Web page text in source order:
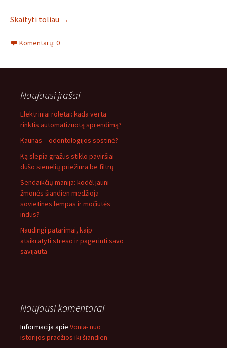
Skaityti toliau →
Komentarų: 0
Naujausi įrašai
Elektriniai roletai: kada verta
rinktis automatizuotą sprendimą?
Kaunas – odontologijos sostinė?
Ką slepia gražūs stiklo paviršiai –
dušo sienelių priežiūra be filtrų
Sendaikčių manija: kodėl jauni
žmonės šiandien medžioja
sovietines lempas ir močiutės
indus?
Naudingi patarimai, kaip
atsikratyti streso ir pagerinti savo
savijautą
Naujausi komentarai
Informacija apie Vonia- nuo
istorijos pradžios iki šiandien